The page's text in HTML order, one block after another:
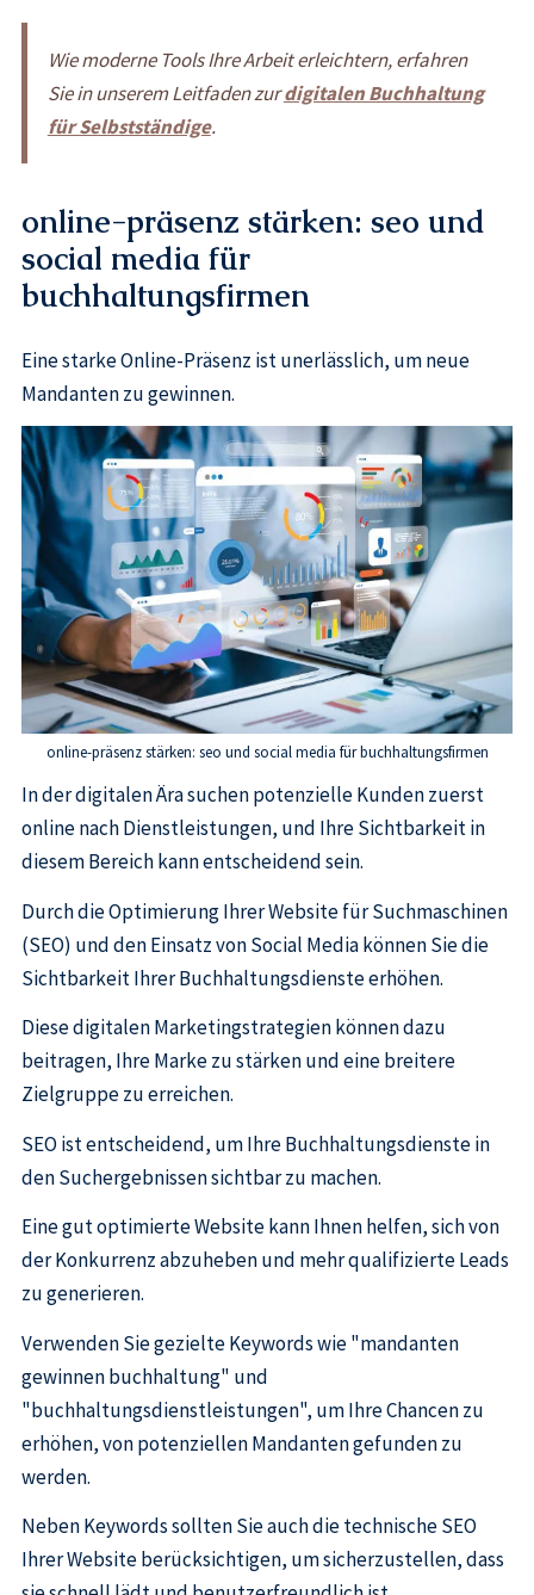
Wie moderne Tools Ihre Arbeit erleichtern, erfahren
Sie in unserem Leitfaden zurdigitalen Buchhaltung
für Selbstständige.
online-präsenz stärken: seo und
social media für
buchhaltungsfirmen
Eine starke Online-Präsenz ist unerlässlich, um neue
Mandanten zu gewinnen.
online-präsenz stärken: seo und social media für buchhaltungsfirmen
In der digitalen Ära suchen potenzielle Kunden zuerst
online nach Dienstleistungen, und Ihre Sichtbarkeit in
diesem Bereich kann entscheidend sein.
Durch die Optimierung Ihrer Website für Suchmaschinen
(SEO) und den Einsatz von Social Media können Sie die
Sichtbarkeit Ihrer Buchhaltungsdienste erhöhen.
Diese digitalen Marketingstrategien können dazu
beitragen, Ihre Marke zu stärken und eine breitere
Zielgruppe zu erreichen.
SEO ist entscheidend, um Ihre Buchhaltungsdienste in
den Suchergebnissen sichtbar zu machen.
Eine gut optimierte Website kann Ihnen helfen, sich von
der Konkurrenz abzuheben und mehr qualifizierte Leads
zu generieren.
Verwenden Sie gezielte Keywords wie "mandanten
gewinnen buchhaltung" und
"buchhaltungsdienstleistungen", um Ihre Chancen zu
erhöhen, von potenziellen Mandanten gefunden zu
werden.
Neben Keywords sollten Sie auch die technische SEO
Ihrer Website berücksichtigen, um sicherzustellen, dass